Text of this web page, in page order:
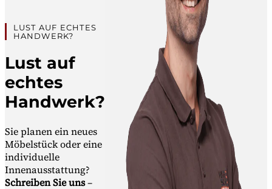
LUST AUF ECHTES
HANDWERK?
Lust auf
echtes
Handwerk?
Sie planen ein neues
Möbelstück oder eine
individuelle
Innenausstattung?
Schreiben Sie uns–